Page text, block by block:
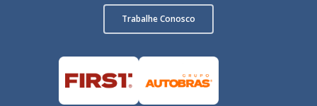
Trabalhe Conosco